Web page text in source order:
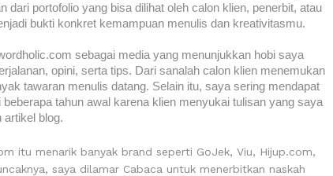
dari portofolio yang bisa dilihat oleh calon klien, penerbit, atau
bukti konkret kemampuan menulis dan kreativitasmu.
sebagai media yang menunjukkan hobi saya
opini, serta tips. Dari sanalah calon klien menemukan
tawaran menulis datang. Selain itu, saya sering mendapat
beberapa tahun awal karena klien menyukai tulisan yang saya
artikel blog.
itu menarik banyak brand seperti GoJek, Viu, Hijup.com,
saya dilamar Cabaca untuk menerbitkan naskah